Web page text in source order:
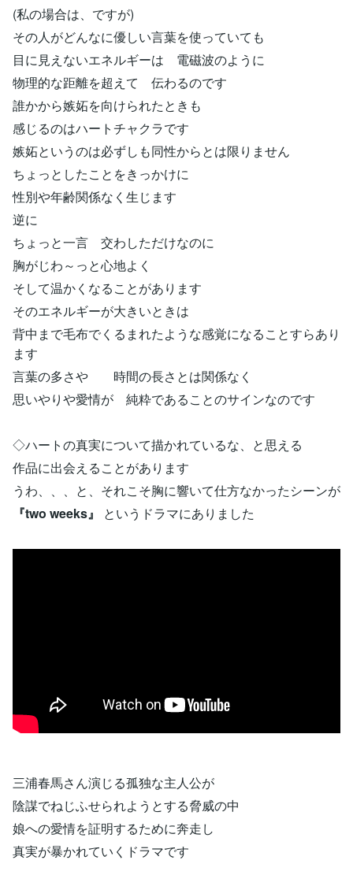
(私の場合は、ですが)
その人がどんなに優しい言葉を使っていても
目に見えないエネルギーは 電磁波のように
物理的な距離を超えて 伝わるのです
誰かから嫉妬を向けられたときも
感じるのはハートチャクラです
嫉妬というのは必ずしも同性からとは限りません
ちょっとしたことをきっかけに
性別や年齢関係なく生じます
逆に
ちょっと一言 交わしただけなのに
胸がじわ～っと心地よく
そして温かくなることがあります
そのエネルギーが大きいときは
背中まで毛布でくるまれたような感覚になることすらあり
ます
言葉の多さや 時間の長さとは関係なく
思いやりや愛情が 純粋であることのサインなのです
◇ハートの真実について描かれているな、と思える
作品に出会えることがあります
うわ、、、と、それこそ胸に響いて仕方なかったシーンが
『two weeks』
というドラマにありました
三浦春馬さん演じる孤独な主人公が
陰謀でねじふせられようとする脅威の中
娘への愛情を証明するために奔走し
真実が暴かれていくドラマです